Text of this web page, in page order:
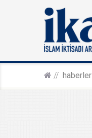
haberler